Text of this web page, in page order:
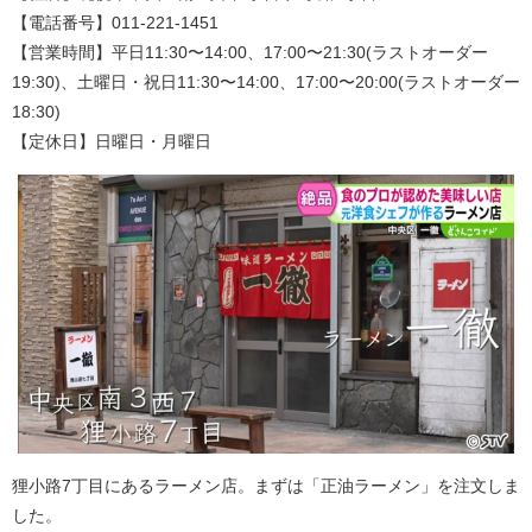
【電話番号】011-221-1451
【営業時間】平日11:30〜14:00、17:00〜21:30(ラストオーダー
19:30)、土曜日・祝日11:30〜14:00、17:00〜20:00(ラストオーダー
18:30)
【定休日】日曜日・月曜日
狸小路7丁目にあるラーメン店。まずは「正油ラーメン」を注文しま
した。